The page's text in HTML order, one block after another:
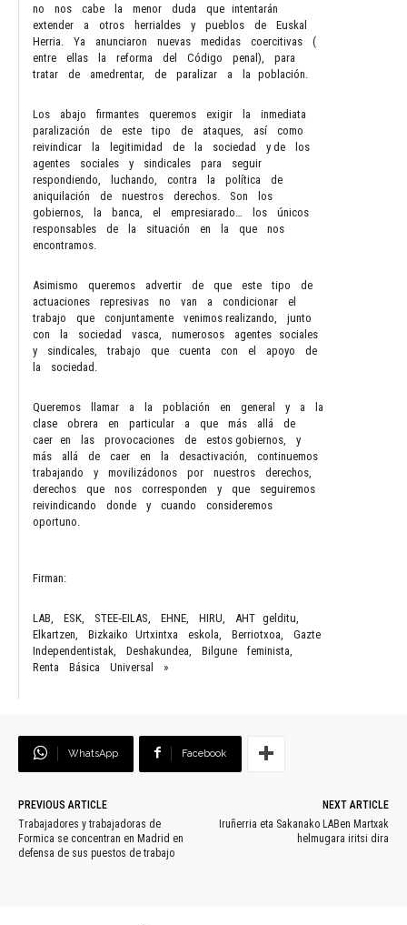
no nos cabe la menor duda que intentarán
extender a otros herrialdes y pueblos de Euskal
Herria. Ya anunciaron nuevas medidas coercitivas (
entre ellas la reforma del Código penal), para
tratar de amedrentar, de paralizar a la población.
Los abajo firmantes queremos exigir la inmediata
paralización de este tipo de ataques, así como
reivindicar la legitimidad de la sociedad y de los
agentes sociales y sindicales para seguir
respondiendo, luchando, contra la política de
aniquilación de nuestros derechos. Son los
gobiernos, la banca, el empresiarado… los únicos
responsables de la situación en la que nos
encontramos.
Asimismo queremos advertir de que este tipo de
actuaciones represivas no van a condicionar el
trabajo que conjuntamente venimos realizando, junto
con la sociedad vasca, numerosos agentes sociales
y sindicales, trabajo que cuenta con el apoyo de
la sociedad.
Queremos llamar a la población en general y a la
clase obrera en particular a que más allá de
caer en las provocaciones de estos gobiernos, y
más allá de caer en la desactivación, continuemos
trabajando y movilizádonos por nuestros derechos,
derechos que nos corresponden y que seguiremos
reivindicando donde y cuando consideremos
oportuno.
Firman:
LAB, ESK, STEE‐EILAS, EHNE, HIRU, AHT gelditu,
Elkartzen, Bizkaiko Urtxintxa eskola, Berriotxoa, Gazte
Independentistak, Deshakundea, Bilgune feminista,
Renta Básica Universal »
WhatsApp Facebook
PREVIOUS ARTICLE
Trabajadores y trabajadoras de
Formica se concentran en Madrid en
defensa de sus puestos de trabajo
NEXT ARTICLE
Iruñerria eta Sakanako LABen Martxak
helmugara iritsi dira